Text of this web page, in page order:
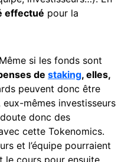
effectué pour la
si les fonds sont
de staking, elles,
peuvent donc être
eux-mêmes investisseurs
donc des
cette Tokenomics.
et l’équipe pourraient